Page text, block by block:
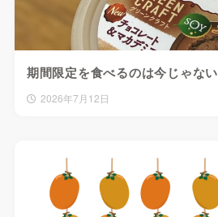
期間限定を食べるのは今じゃない
2026年7月12日